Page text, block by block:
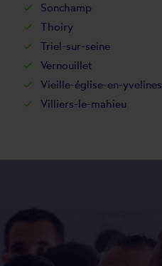
Sonchamp
Thoiry
Triel-sur-seine
Vernouillet
Vieille-église-en-yvelines
Villiers-le-mahieu